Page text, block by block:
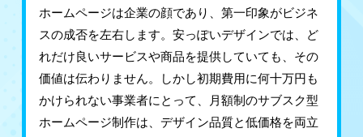
ホームページは企業の顔であり、第一印象がビジネ
スの成否を左右します。安っぽいデザインでは、ど
れだけ良いサービスや商品を提供していても、その
価値は伝わりません。しかし初期費用に何十万円も
かけられない事業者にとって、月額制のサブスク型
ホームページ制作は、デザイン品質と低価格を両立